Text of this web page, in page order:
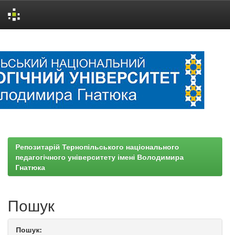
Репозитарій Тернопільського національного
педагогічного університету імені Володимира
Гнатюка
Пошук
Пошук: